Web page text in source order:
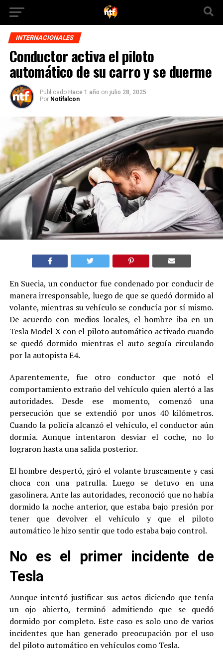
INTERNACIONALES
Conductor activa el piloto
automático de su carro y se duerme
Publicado Hace 1 año on julio 28, 2025
Por Notifalcon
En Suecia, un conductor fue condenado por conducir de
manera irresponsable, luego de que se quedó dormido al
volante, mientras su vehículo se conducía por sí mismo.
De acuerdo con medios locales, el hombre iba en un
Tesla Model X con el piloto automático activado cuando
se quedó dormido mientras el auto seguía circulando
por la autopista E4.
Aparentemente, fue otro conductor que notó el
comportamiento extraño del vehículo quien alertó a las
autoridades. Desde ese momento, comenzó una
persecución que se extendió por unos 40 kilómetros.
Cuando la policía alcanzó el vehículo, el conductor aún
dormía. Aunque intentaron desviar el coche, no lo
lograron hasta una salida posterior.
El hombre despertó, giró el volante bruscamente y casi
choca con una patrulla. Luego se detuvo en una
gasolinera. Ante las autoridades, reconoció que no había
dormido la noche anterior, que estaba bajo presión por
tener que devolver el vehículo y que el piloto
automático le hizo sentir que todo estaba bajo control.
No es el primer incidente de
Tesla
Aunque intentó justificar sus actos diciendo que tenía
un ojo abierto, terminó admitiendo que se quedó
dormido por completo. Este caso es solo uno de varios
incidentes que han generado preocupación por el uso
del piloto automático en vehículos como Tesla.